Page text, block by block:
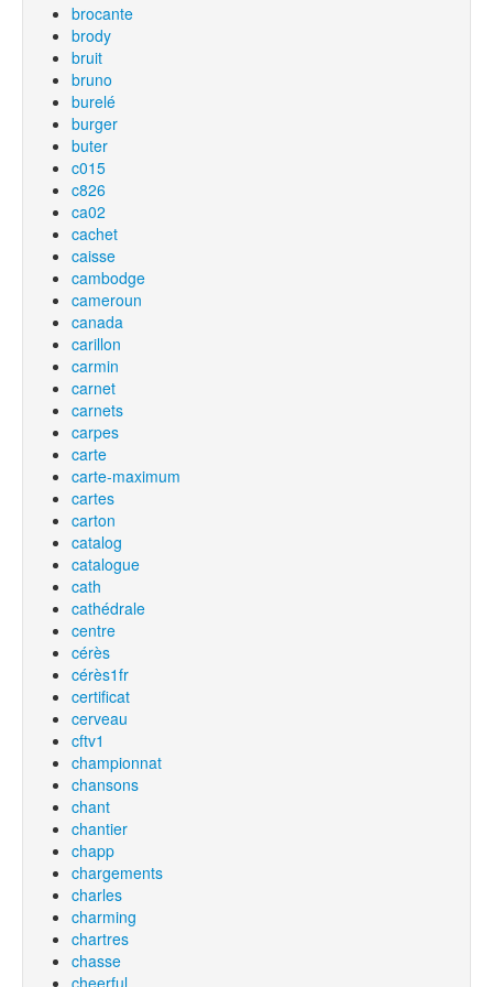
brocante
brody
bruit
bruno
burelé
burger
buter
c015
c826
ca02
cachet
caisse
cambodge
cameroun
canada
carillon
carmin
carnet
carnets
carpes
carte
carte-maximum
cartes
carton
catalog
catalogue
cath
cathédrale
centre
cérès
cérès1fr
certificat
cerveau
cftv1
championnat
chansons
chant
chantier
chapp
chargements
charles
charming
chartres
chasse
cheerful